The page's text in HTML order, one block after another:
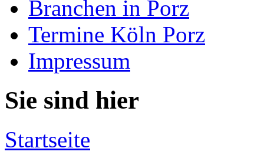
Branchen in Porz
Termine Köln Porz
Impressum
Sie sind hier
Startseite